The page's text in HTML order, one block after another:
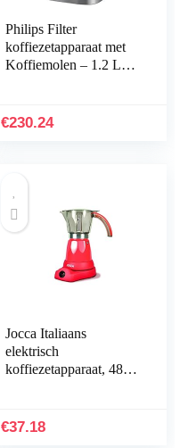
Philips Filter
koffiezetapparaat met
Koffiemolen – 1.2 L
(HD7767/00)
€230.24
Jocca Italiaans
elektrisch
koffiezetapparaat, 480
€37.18